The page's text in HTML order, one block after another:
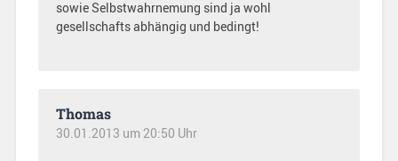
sowie Selbstwahrnemung sind ja wohl
gesellschafts abhängig und bedingt!
Thomas
30.01.2013 um 20:50 Uhr